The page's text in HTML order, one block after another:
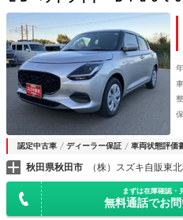
ディオ シートヒーター スズキ
被害軽減システム 横滑り防止
止システム
認定中古車 ディーラー保証 車両状態評価
秋田県秋田市 （株）スズキ自販東
まずは在庫確認・
無料通話でお